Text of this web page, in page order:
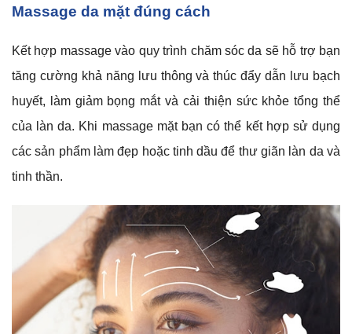
Massage da mặt đúng cách
Kết hợp massage vào quy trình chăm sóc da sẽ hỗ trợ bạn
tăng cường khả năng lưu thông và thúc đẩy dẫn lưu bạch
huyết, làm giảm bọng mắt và cải thiện sức khỏe tổng thể
của làn da. Khi massage mặt bạn có thể kết hợp sử dụng
các sản phẩm làm đẹp hoặc tinh dầu để thư giãn làn da và
tinh thần.